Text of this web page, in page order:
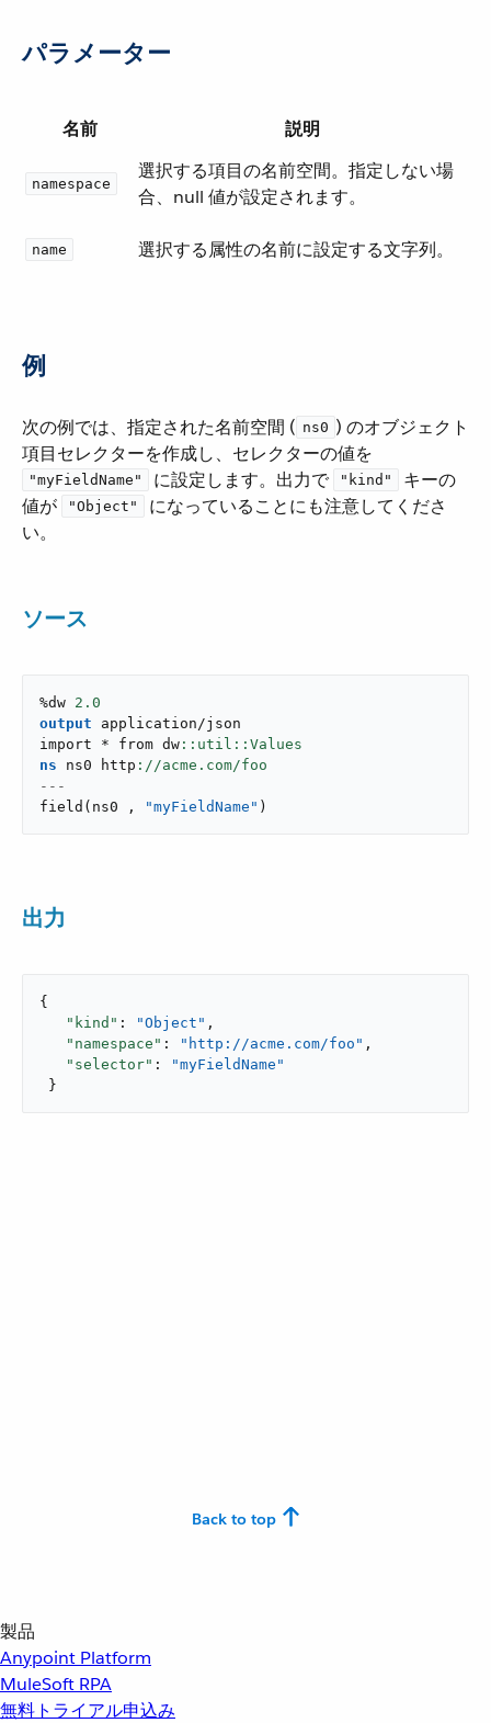
パラメーター
名前 説明
namespace
選択する項目の名前空間。指定しない場
合、null 値が設定されます。
name 選択する属性の名前に設定する文字列。
例
次の例では、指定された名前空間 (​ ns0 ​) のオブジェクト
項目セレクターを作成し、セレクターの値を ​
"myFieldName" ​ に設定します。出力で ​ "kind"
​ キーの
値が ​
"Object"
​ になっていることにも注意してくださ
い。
ソース
%dw 2.0
output
application/json
import * from dw
ns ns0 http
---
field ( ns0 , "myFieldName" )
出力
{
"kind" : "Object" ,
"namespace" : "http://acme.com/foo" ,
"selector" :
"myFieldName"
}
Back to top
製品
Anypoint Platform
MuleSoft RPA
無料トライアル申込み